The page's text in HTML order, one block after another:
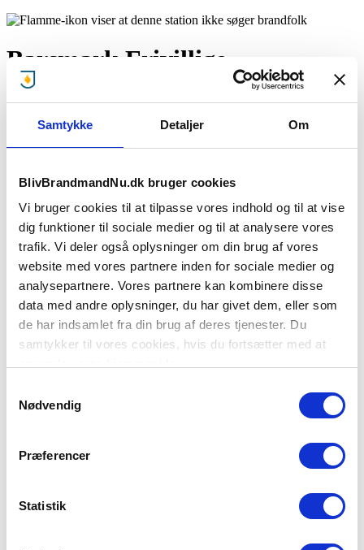
Samtykke Detaljer Om
BlivBrandmandNu.dk bruger cookies
Vi bruger cookies til at tilpasse vores indhold og til at vise
dig funktioner til sociale medier og til at analysere vores
trafik. Vi deler også oplysninger om din brug af vores
website med vores partnere inden for sociale medier og
analysepartnere. Vores partnere kan kombinere disse
data med andre oplysninger, du har givet dem, eller som
de har indsamlet fra din brug af deres tjenester. Du
samtykker til vores cookies, hvis du fortsætter med at
Nødvendig
Præferencer
Statistik
Barsmark Frivillige
Brandværn
Giv mig besked når brandstationen mangler brandfolk!
Stationen søger ikke lige nu..
Men giv os din e-mail og mobilnummer, så giver vi dig besked, når
denne brandstationen søger brandfolk.
Jeg acceptererprivatlivsbetingelser samt at BBN må sende e-
mails
Giv mig besked
Barsmark Frivillige Brandværn